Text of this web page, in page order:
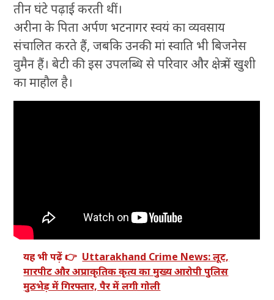
तीन घंटे पढ़ाई करती थीं।
अरीना के पिता अर्पण भटनागर स्वयं का व्यवसाय
संचालित करते हैं, जबकि उनकी मां स्वाति भी बिजनेस
वुमैन हैं। बेटी की इस उपलब्धि से परिवार और क्षेत्र में खुशी
का माहौल है।
यह भी पढ़ें 👉 Uttarakhand Crime News: लूट,
मारपीट और अप्राकृतिक कृत्य का मुख्य आरोपी पुलिस
मुठभेड़ में गिरफ्तार, पैर में लगी गोली